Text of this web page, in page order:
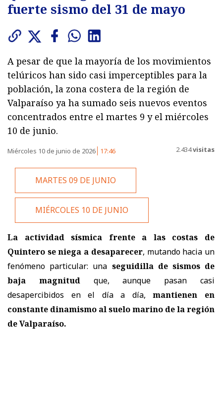
fuerte sismo del 31 de mayo
A pesar de que la mayoría de los movimientos
telúricos han sido casi imperceptibles para la
población, la zona costera de la región de
Valparaíso ya ha sumado seis nuevos eventos
concentrados entre el martes 9 y el miércoles
10 de junio.
Miércoles 10 de junio de 2026 17:46 2.434visitas
MARTES 09 DE JUNIO
MIÉRCOLES 10 DE JUNIO
La actividad sísmica frente a las costas de
Quintero se niega a desaparecer, mutando hacia un
fenómeno particular: una seguidilla de sismos de
baja magnitudque, aunque pasan casi
desapercibidos en el día a día,mantienen en
constante dinamismo al suelo marino de la región
de Valparaíso.